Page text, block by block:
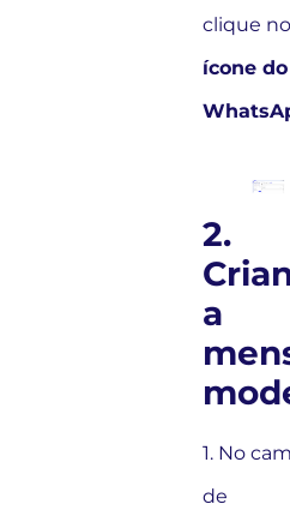
clique no
ícone do
2.
a
1. No
de